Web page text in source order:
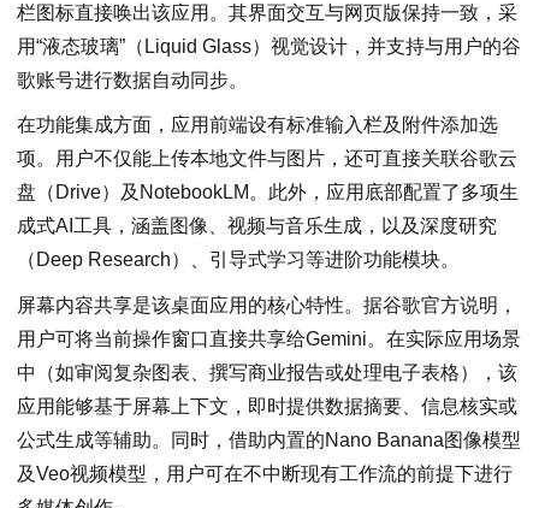
栏图标直接唤出该应用。其界面交互与网页版保持一致，采
用“液态玻璃”（Liquid Glass）视觉设计，并支持与用户的谷
歌账号进行数据自动同步。
在功能集成方面，应用前端设有标准输入栏及附件添加选
项。用户不仅能上传本地文件与图片，还可直接关联谷歌云
盘（Drive）及NotebookLM。此外，应用底部配置了多项生
成式AI工具，涵盖图像、视频与音乐生成，以及深度研究
（Deep Research）、引导式学习等进阶功能模块。
屏幕内容共享是该桌面应用的核心特性。据谷歌官方说明，
用户可将当前操作窗口直接共享给Gemini。在实际应用场景
中（如审阅复杂图表、撰写商业报告或处理电子表格），该
应用能够基于屏幕上下文，即时提供数据摘要、信息核实或
公式生成等辅助。同时，借助内置的Nano Banana图像模型
及Veo视频模型，用户可在不中断现有工作流的前提下进行